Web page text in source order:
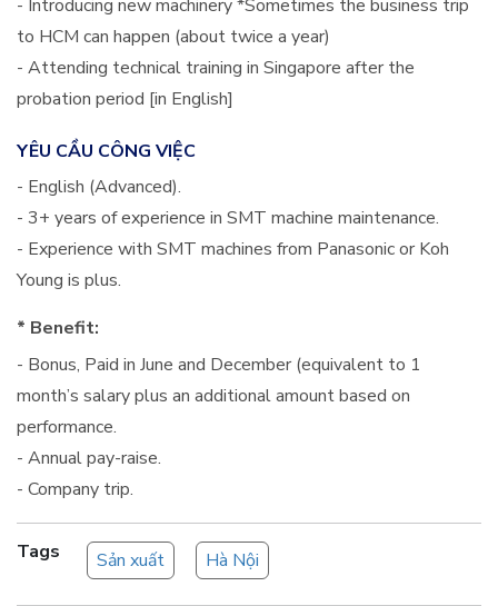
- Introducing new machinery *Sometimes the business trip
to HCM can happen (about twice a year)
- Attending technical training in Singapore after the
probation period [in English]
YÊU CẦU CÔNG VIỆC
- English (Advanced).
- 3+ years of experience in SMT machine maintenance.
- Experience with SMT machines from Panasonic or Koh
Young is plus.
* Benefit:
- Bonus, Paid in June and December (equivalent to 1
month’s salary plus an additional amount based on
performance.
- Annual pay-raise.
- Company trip.
Tags Sản xuất Hà Nội